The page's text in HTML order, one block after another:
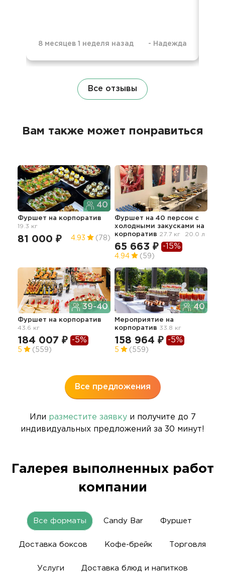
8 месяцев 1 неделя назад - Надежда
Все отзывы
Вам также может понравиться
40
Фуршет на корпоратив
19.3 кг
81 000 ₽ 4.93 (78)
Фуршет на 40 персон с
холодными закусками на
корпоратив 27.7 кг 20.0 л
65 663 ₽ -15%
4.94 (59)
39-40
Фуршет на корпоратив
43.6 кг
184 007 ₽ -5%
5 (559)
40
Мероприятие на
корпоратив 33.8 кг
158 964 ₽ -5%
5 (559)
Все предложения
Или разместите заявкуи получите до 7
индивидуальных предложений за 30 минут!
Галерея выполненных работ
компании
Все форматы Candy Bar Фуршет
Доставка боксов Кофе-брейк Торговля
Услуги Доставка блюд и напитков